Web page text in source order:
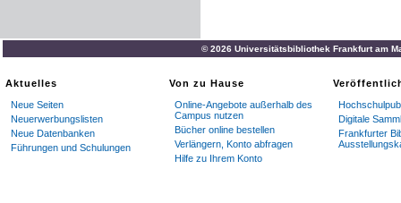
© 2026 Universitätsbibliothek Frankfurt am
Aktuelles
Neue Seiten
Neuerwerbungslisten
Neue Datenbanken
Führungen und Schulungen
Von zu Hause
Online-Angebote außerhalb des
Campus nutzen
Bücher online bestellen
Verlängern, Konto abfragen
Hilfe zu Ihrem Konto
Digitale
Frankfurter